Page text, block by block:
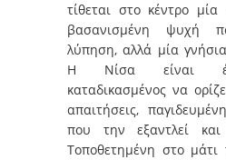
τίθεται στο κέντρο
βασανισμένη ψυχή
λύπηση, αλλά μία
Η Νίσα είναι
καταδικασμένος να
απαιτήσεις,
που την εξαντλεί και
Τοποθετημένη στο